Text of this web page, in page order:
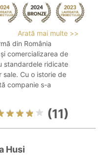
Arată mai multe >>
din România
comercializarea de
standardele ridicate
Cu o istorie de
companie s-a
(11)
Husi